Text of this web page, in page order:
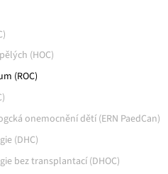
(HOC)
(ROC)
onemocnění dětí (ERN PaedCan)
(DHC)
bez transplantací (DHOC)